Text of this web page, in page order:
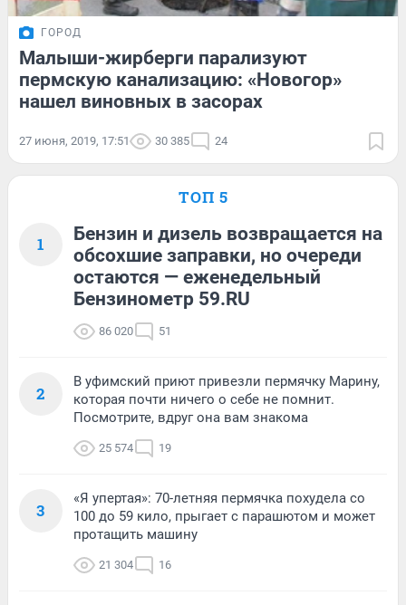
ГОРОД
Малыши-жирберги парализуют
пермскую канализацию: «Новогор»
нашел виновных в засорах
27 июня, 2019, 17:51 30 385 24
ТОП 5
1
Бензин и дизель возвращается на
обсохшие заправки, но очереди
остаются — еженедельный
Бензинометр 59.RU
86 020 51
2
В уфимский приют привезли пермячку Марину,
которая почти ничего о себе не помнит.
Посмотрите, вдруг она вам знакома
25 574 19
3
«Я упертая»: 70-летняя пермячка похудела со
100 до 59 кило, прыгает с парашютом и может
протащить машину
21 304 16